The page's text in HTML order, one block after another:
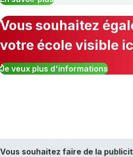
Vous souhaitez
votre école visible
Je veux plus d'informations
Vous souhaitez faire de la